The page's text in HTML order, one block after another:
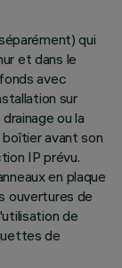
qui
et dans le
avec
sur
ou la
avant son
IP prévu.
en plaque
ouvertures de
de
de